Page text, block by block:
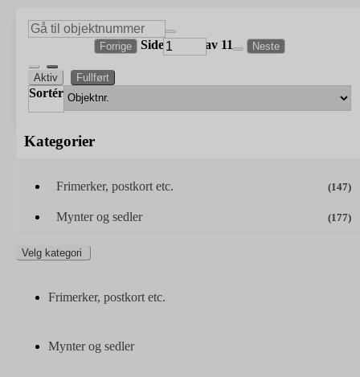
Forrige Side av 11 Neste
Aktiv Fullført
Sortér
Kategorier
Frimerker, postkort etc. (147)
Mynter og sedler (177)
Velg kategori
Frimerker, postkort etc.
Mynter og sedler